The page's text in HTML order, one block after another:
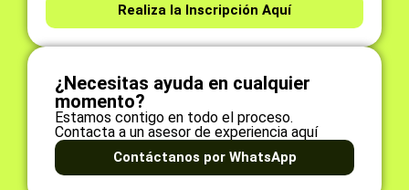
Realiza la Inscripción Aquí
¿Necesitas ayuda en cualquier
momento?
Estamos contigo en todo el proceso.
Contacta a un asesor de experiencia aquí
Contáctanos por WhatsApp